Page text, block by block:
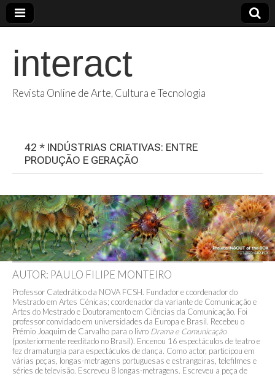
interact
Revista Online de Arte, Cultura e Tecnologia
42 * INDÚSTRIAS CRIATIVAS: ENTRE
PRODUÇÃO E GERAÇÃO
AUTOR: PAULO FILIPE MONTEIRO
Professor Catedrático da NOVA FCSH. Fundador e coordenador do
Mestrado em Artes Cénicas; coordenador da variante de Comunicação e
Artes do Mestrado e Doutoramento em Ciências da Comunicação. Foi
professor convidado em universidades da Europa e Brasil. Recebeu o
Prémio Joaquim de Carvalho para o livro Drama e Comunicação
(posteriormente reeditado no Brasil). Encenou 16 espectáculos de teatro e
fez dramaturgia para espectáculos de dança. Como actor, participou em
várias peças, longas-metragens portuguesas e estrangeiras, telefilmes e
séries de televisão. Escreveu 8 longas-metragens. Escreveu a peça de